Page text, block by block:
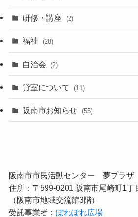
研修・講座 (2)
福祉 (28)
自治会 (2)
貸室について (11)
阪南市お知らせ (55)
阪南市市民活動センター 夢プラザ
住所：〒599-0201 阪南市尾崎町1丁
（阪南市地域交流館3階）
受託事業者： ぽれぽれ広場